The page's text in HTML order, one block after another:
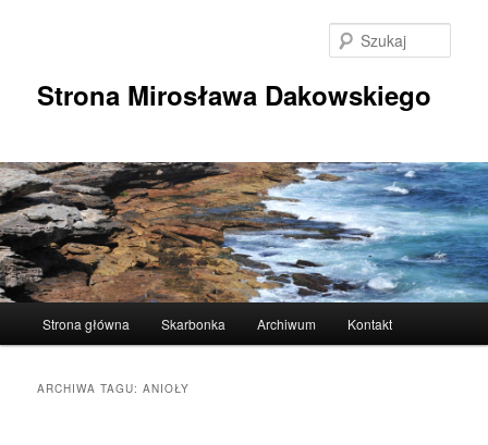
Strona Mirosława Dakowskiego
Strona główna Skarbonka Archiwum Kontakt
ARCHIWA TAGU:ANIOŁY